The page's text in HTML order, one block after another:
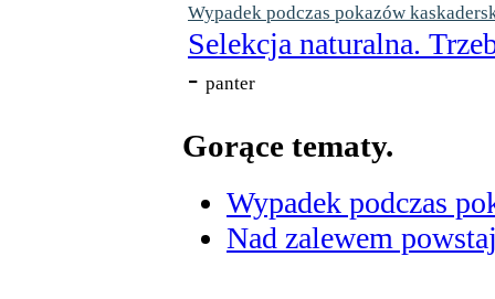
Wypadek podczas pokazów
Selekcja naturalna.
- panter
Gorące tematy.
Wypadek podczas
Nad zalewem